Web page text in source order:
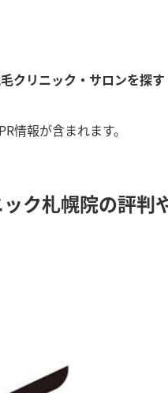
クリニック・サロンを探す
情報が含まれます。
ク札幌院の評判